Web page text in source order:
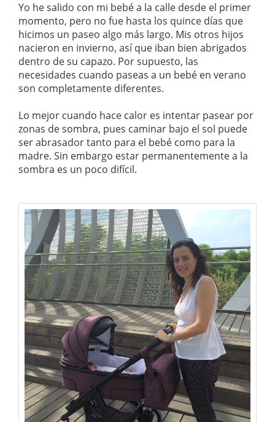
Yo he salido con mi bebé a la calle desde el primer
momento, pero no fue hasta los quince días que
hicimos un paseo algo más largo. Mis otros hijos
nacieron en invierno, así que iban bien abrigados
dentro de su capazo. Por supuesto, las
necesidades cuando paseas a un bebé en verano
son completamente diferentes.
Lo mejor cuando hace calor es intentar pasear por
zonas de sombra, pues caminar bajo el sol puede
ser abrasador tanto para el bebé como para la
madre. Sin embargo estar permanentemente a la
sombra es un poco difícil.